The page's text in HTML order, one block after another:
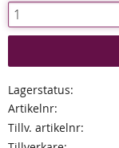
Lagerstatus
Artikelnr
Tillv. artikelnr